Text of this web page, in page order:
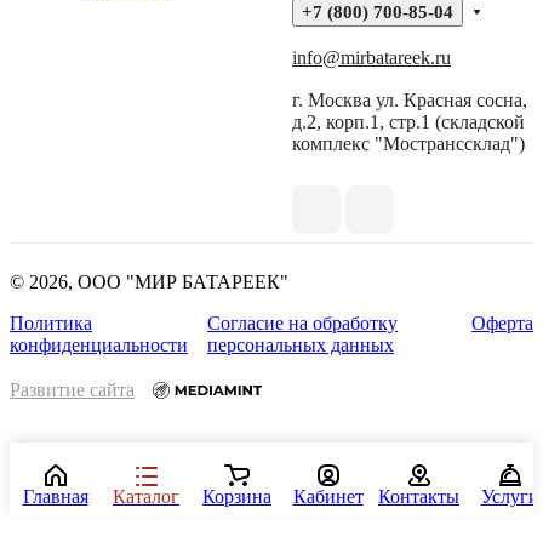
+7 (800) 700-85-04
info@mirbatareek.ru
г. Москва ул. Красная сосна,
д.2, корп.1, стр.1 (складской
комплекс "Мостранссклад")
© 2026, ООО "МИР БАТАРЕЕК"
Политика
конфиденциальности
Согласие на обработку
персональных данных
Оферта
Развитие сайта
Главная Каталог Корзина Кабинет Контакты Услуги